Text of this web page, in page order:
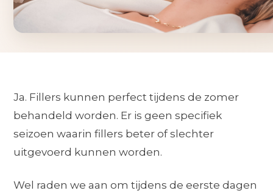
Ja. Fillers kunnen perfect tijdens de zomer
behandeld worden. Er is geen specifiek
seizoen waarin fillers beter of slechter
uitgevoerd kunnen worden.
Wel raden we aan om tijdens de eerste dagen